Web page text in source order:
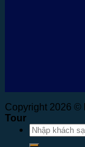
Copyright 2026 ©
Tour
Tìm
kiếm: